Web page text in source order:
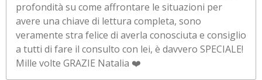
profondità su come affrontare le situazioni per
avere una chiave di lettura completa, sono
veramente stra felice di averla conosciuta e consiglio
a tutti di fare il consulto con lei, è davvero SPECIALE!
Mille volte GRAZIE Natalia ❤️